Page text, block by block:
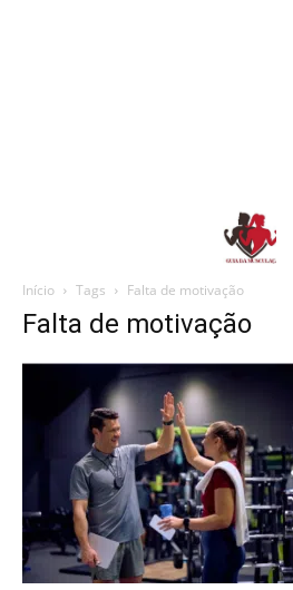
Início Tags Falta de motivação
Falta de motivação